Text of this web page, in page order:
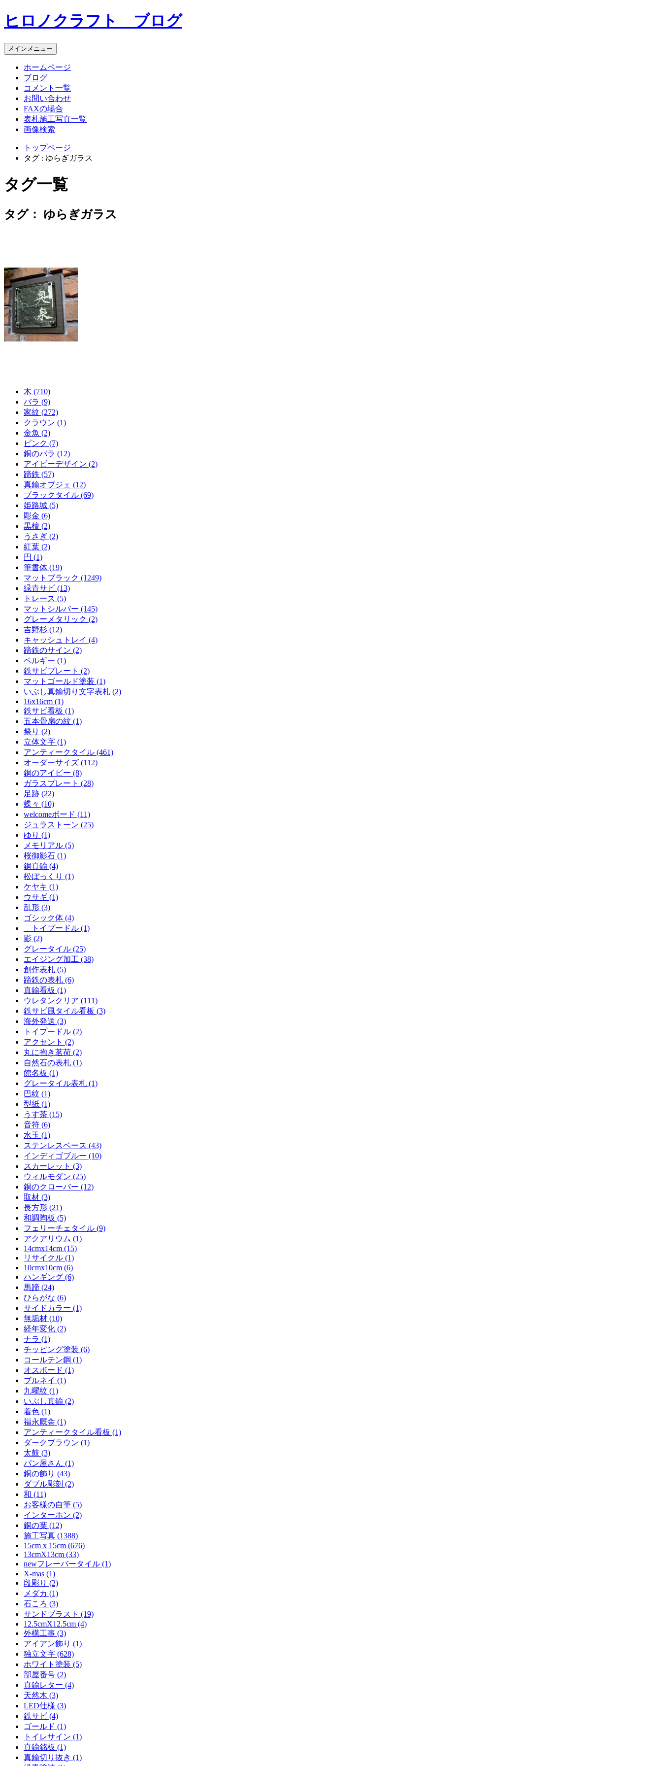
コ
ン
ン
ツ
ヒロノクラフト ブログ
メインメニュー
ホームページ
ブログ
コメント一覧
お問い合わせ
FAXの場合
表札施工写真一覧
画像検索
トップページ
タグ : ゆらぎガラス
タグ一覧
タグ： ゆらぎガラス
木 (710)
バラ (9)
家紋 (272)
クラウン (1)
金魚 (2)
ピンク (7)
銅のバラ (12)
アイビーデザイン (2)
蹄鉄 (57)
真鍮オブジェ (12)
ブラックタイル (69)
姫路城 (5)
彫金 (6)
黒檀 (2)
うさぎ (2)
紅葉 (2)
円 (1)
筆書体 (19)
マットブラック (1249)
緑青サビ (13)
トレース (5)
マットシルバー (145)
グレーメタリック (2)
吉野杉 (12)
キャッシュトレイ (4)
蹄鉄のサイン (2)
ベルギー (1)
鉄サビプレート (2)
マットゴールド塗装 (1)
いぶし真鍮切り文字表札 (2)
16x16cm (1)
鉄サビ看板 (1)
五本骨扇の紋 (1)
祭り (2)
立体文字 (1)
アンティークタイル (461)
オーダーサイズ (112)
銅のアイビー (8)
ガラスプレート (28)
足跡 (22)
蝶々 (10)
welcomeボード (11)
ジュラストーン (25)
ゆり (1)
メモリアル (5)
桜御影石 (1)
銅真鍮 (4)
松ぼっくり (1)
ケヤキ (1)
ウサギ (1)
乱形 (3)
ゴシック体 (4)
トイプードル (1)
影 (2)
グレータイル (25)
エイジング加工 (38)
創作表札 (5)
蹄鉄の表札 (6)
真鍮看板 (1)
ウレタンクリア (111)
鉄サビ風タイル看板 (3)
海外発送 (3)
トイプードル (2)
アクセント (2)
丸に抱き茗荷 (2)
自然石の表札 (1)
館名板 (1)
グレータイル表札 (1)
巴紋 (1)
型紙 (1)
うす茶 (15)
音符 (6)
水玉 (1)
ステンレスベース (43)
インディゴブルー (10)
スカーレット (3)
ウィルモダン (25)
銅のクローバー (12)
取材 (3)
長方形 (21)
和調陶板 (5)
フェリーチェタイル (9)
アクアリウム (1)
14cmx14cm (15)
リサイクル (1)
10cmx10cm (6)
ハンギング (6)
馬蹄 (24)
ひらがな (6)
サイドカラー (1)
無垢材 (10)
経年変化 (2)
ナラ (1)
チッピング塗装 (6)
コールテン鋼 (1)
オスボード (1)
ブルネイ (1)
九曜紋 (1)
いぶし真鍮 (2)
着色 (1)
福永厩舎 (1)
アンティークタイル看板 (1)
ダークブラウン (1)
太鼓 (3)
パン屋さん (1)
銅の飾り (43)
ダブル彫刻 (2)
和 (11)
お客様の自筆 (5)
インターホン (2)
銅の葉 (12)
施工写真 (1388)
15cm x 15cm (676)
13cmX13cm (33)
newフレーバータイル (1)
X-mas (1)
段彫り (2)
メダカ (1)
石ころ (3)
サンドブラスト (19)
12.5cmX12.5cm (4)
外構工事 (3)
アイアン飾り (1)
独立文字 (628)
ホワイト塗装 (5)
部屋番号 (2)
真鍮レター (4)
天然木 (3)
LED仕様 (3)
鉄サビ (4)
ゴールド (1)
トイレサイン (1)
真鍮銘板 (1)
真鍮切り抜き (1)